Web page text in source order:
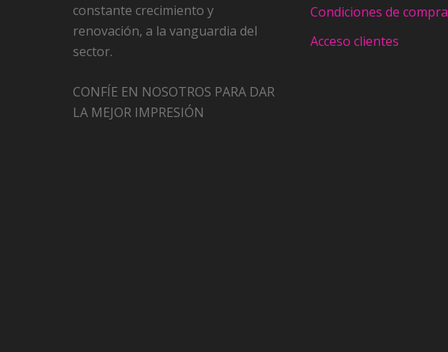
constante crecimiento y
renovación, a la vanguardia del
sector.
CONFÍE EN NOSOTROS PARA DAR
LA MEJOR IMPRESIÓN
Condiciones de compra
Acceso clientes